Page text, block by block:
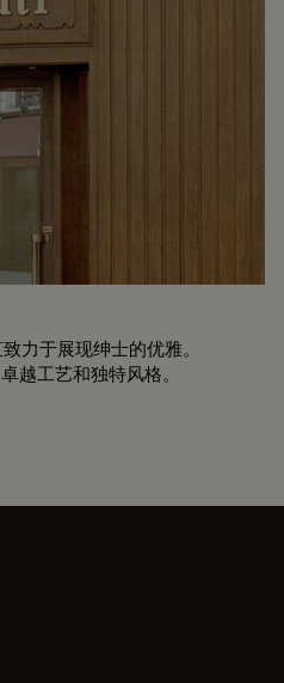
力于展现绅士的优雅。
越工艺和独特风格。